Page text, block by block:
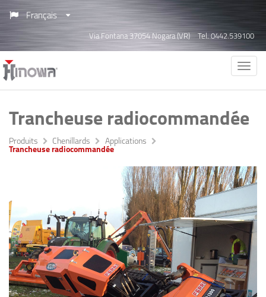
Français
Via Fontana 37054 Nogara (VR) Tel. 0442.539100
Trancheuse radiocommandée
Produits Chenillards
Applications
Trancheuse radiocommandée